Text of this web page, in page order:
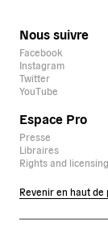
Nous suivre
Facebook
Instagram
Twitter
YouTube
Espace Pro
Presse
Libraires
Rights and licensing
Revenir en haut de